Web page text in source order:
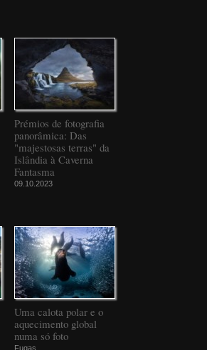
Prémios de fotografia
panorâmica: Das
"majestosas terras" da
Islândia à Caverna
Fantasma
09.10.2023
Uma calota polar e o
aquecimento global
numa só foto
Fugas